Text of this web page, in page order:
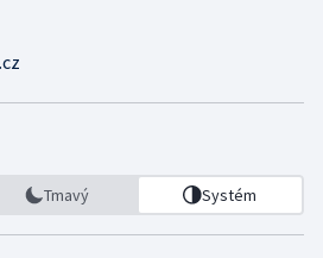
Tmavý Systém